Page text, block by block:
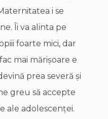
i se
Îi va alinta pe
foarte mici, dar
mai mărişoare e
prea severă şi
greu să accepte
ale adolescenţei.